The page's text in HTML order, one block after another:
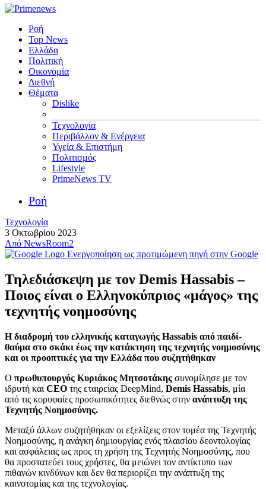
Ροή
Top News
Ελλάδα
Πολιτική
Οικονομία
Διεθνή
Θέματα
Dislike
Τεχνολογία
Περιβάλλον & Ενέργεια
Υγεία & Επιστήμη
Πολιτισμός
Lifestyle
PrimeNews TV
Ροή
Τεχνολογία
3 Οκτωβρίου 2023
Από NewsRoom2
Ενεργοποίηση ως προτιμώμενη πηγή στην Google
Τηλεδιάσκεψη με τον Demis Hassabis –
Ποιος είναι ο Ελληνοκύπριος «μάγος» της
τεχνητής νοημοσύνης
Η διαδρομή του ελληνικής καταγωγής Hassabis από παιδί-
θαύμα στο σκάκι έως την κατάκτηση της τεχνητής νοημοσύνης
και οι προοπτικές για την Ελλάδα που συζητήθηκαν
Ο πρωθυπουργός Κυριάκος Μητσοτάκης συνομίλησε με τον
ιδρυτή και CEO της εταιρείας DeepMind, Demis Hassabis, μία
από τις κορυφαίες προσωπικότητες διεθνώς στην ανάπτυξη της
Τεχνητής Νοημοσύνης.
Μεταξύ άλλων συζητήθηκαν οι εξελίξεις στον τομέα της Τεχνητής
Νοημοσύνης, η ανάγκη δημιουργίας ενός πλαισίου δεοντολογίας
και ασφάλειας ως προς τη χρήση της Τεχνητής Νοημοσύνης, που
θα προστατεύει τους χρήστες, θα μειώνει τον αντίκτυπο των
πιθανών κινδύνων και δεν θα περιορίζει την ανάπτυξη της
καινοτομίας και της τεχνολογίας.